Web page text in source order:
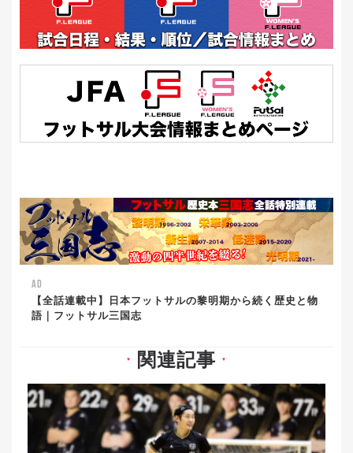
AD
【全話連載中】日本フットサルの黎明期から続く歴史と物
語｜フットサル三国志
▼ 関連記事 ▼